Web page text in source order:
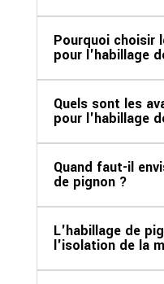
Pourquoi choisir
pour l'habillage
Quels sont les
pour l'habillage
Quand faut-il
de pignon ?
L'habillage de
l'isolation de la